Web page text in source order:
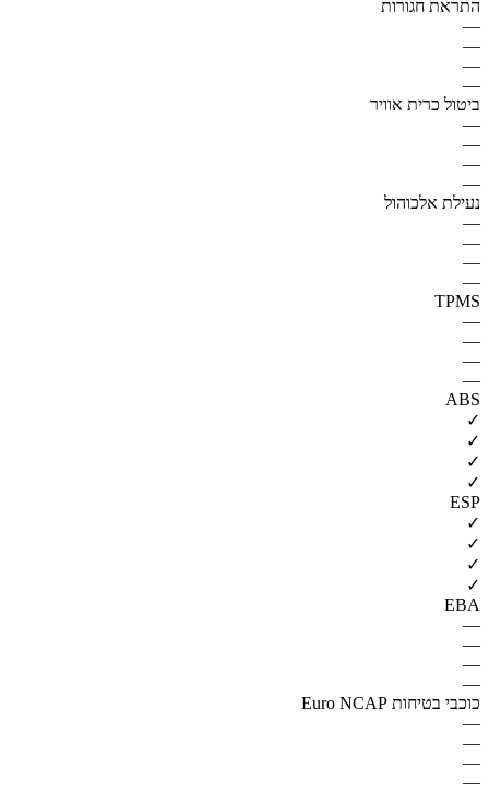
התראת חגורות
—
—
—
—
ביטול כרית אוויר
—
—
—
—
נעילת אלכוהול
—
—
—
—
TPMS
—
—
—
—
ABS
✓
✓
✓
✓
ESP
✓
✓
✓
✓
EBA
—
—
—
—
כוכבי בטיחות Euro NCAP
—
—
—
—